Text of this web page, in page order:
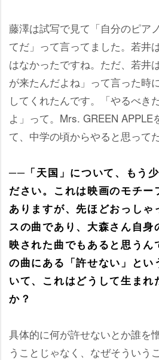
藤澤は試写で見て「自分のピア
てだ」って言ってました。若井
はなかったですね。ただ、若井
が来たんだよね」って言った時
してくれたんです。「やるべき
よ」って。Mrs. GREEN APPLE
て、中学の頃からやると思って
──「天国」について、もう
ださい。これは映画のモチー
ありますが、先ほどおっしゃ
スの曲であり、大森さん自身
映された曲でもあると思うん
の曲にある「許せない」とい
いて、これはどうして生まれ
か？
具体的に何が許せないとか誰を
うことじゃなく、なぜそういう